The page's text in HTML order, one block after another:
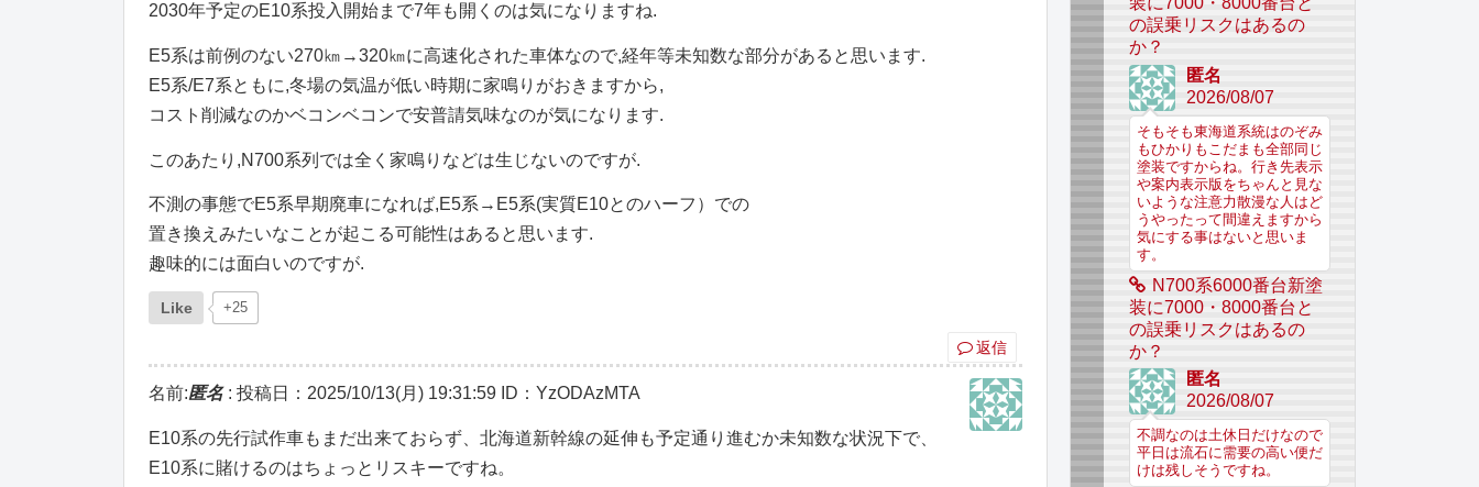
2030年予定のE10系投入開始まで7年も開くのは気になりますね.
E5系は前例のない270㎞→320㎞に高速化された車体なので,経年等未知数な部分があると思います.
E5系/E7系ともに,冬場の気温が低い時期に家鳴りがおきますから,
コスト削減なのかベコンベコンで安普請気味なのが気になります.
このあたり,N700系列では全く家鳴りなどは生じないのですが.
不測の事態でE5系早期廃車になれば,E5系→E5系(実質E10とのハーフ）での
置き換えみたいなことが起こる可能性はあると思います.
趣味的には面白いのですが.
Like +25
返信
名前:匿名: 投稿日：2025/10/13(月) 19:31:59 ID：YzODAzMTA
E10系の先行試作車もまだ出来ておらず、北海道新幹線の延伸も予定通り進むか未知数な状況下で、
E10系に賭けるのはちょっとリスキーですね。
の誤乗リスクはあるの
か？
匿名
2026/08/07
そもそも東海道系統はのぞみ
もひかりもこだまも全部同じ
塗装ですからね。行き先表示
や案内表示版をちゃんと見な
いような注意力散漫な人はど
うやったって間違えますから
気にする事はないと思いま
す。
N700系6000番台新塗
装に7000・8000番台と
の誤乗リスクはあるの
か？
匿名
2026/08/07
不調なのは土休日だけなので
平日は流石に需要の高い便だ
けは残しそうですね。